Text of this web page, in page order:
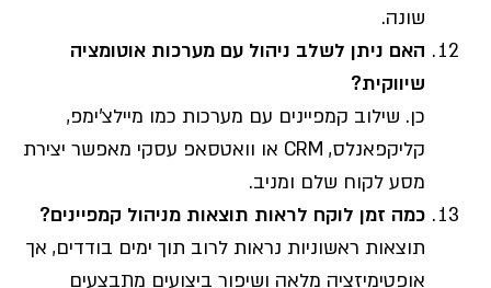
שונה.
האם ניתן לשלב ניהול עם מערכות אוטומציה
שיווקית?
כן. שילוב קמפיינים עם מערכות כמו מיילצ'ימפ,
קליקפאנלס, CRM או וואטסאפ עסקי מאפשר יצירת
מסע לקוח שלם ומניב.
כמה זמן לוקח לראות תוצאות מניהול קמפיינים?
תוצאות ראשוניות נראות לרוב תוך ימים בודדים, אך
אופטימיזציה מלאה ושיפור ביצועים מתבצעים